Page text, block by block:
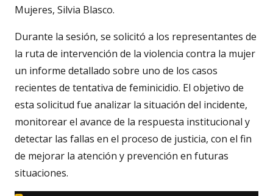
Mujeres, Silvia Blasco.
Durante la sesión, se solicitó a los representantes de
la ruta de intervención de la violencia contra la mujer
un informe detallado sobre uno de los casos
recientes de tentativa de feminicidio. El objetivo de
esta solicitud fue analizar la situación del incidente,
monitorear el avance de la respuesta institucional y
detectar las fallas en el proceso de justicia, con el fin
de mejorar la atención y prevención en futuras
situaciones.